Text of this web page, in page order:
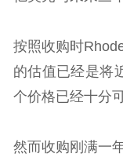
按照收购时
的估值已经是将
个价格已经十分可
然而收购刚满一